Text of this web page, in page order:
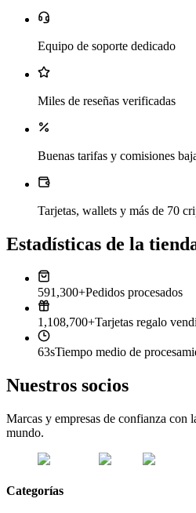
Equipo de soporte dedicado
Miles de reseñas verificadas
Buenas tarifas y comisiones
Tarjetas, wallets y más de 70
Estadísticas de la
591,300+Pedidos procesados
1,108,700+Tarjetas regalo
63sTiempo medio de
Nuestros socios
Marcas y empresas de confianza con
mundo.
Categorías